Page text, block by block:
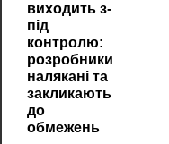
виходить з-
під
контролю:
розробники
налякані та
закликають
до
обмежень